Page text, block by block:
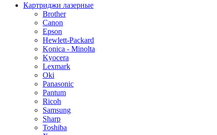
Картриджи лазерные
Brother
Canon
Epson
Hewlett-Packard
Konica - Minolta
Kyocera
Lexmark
Oki
Panasonic
Pantum
Ricoh
Samsung
Sharp
Toshiba